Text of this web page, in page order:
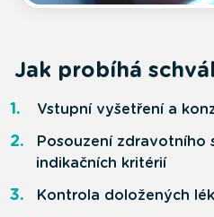
Jak probíhá
Vstupní vyšetření a
Posouzení zdravotního
indikačních kritérií
Kontrola doložených